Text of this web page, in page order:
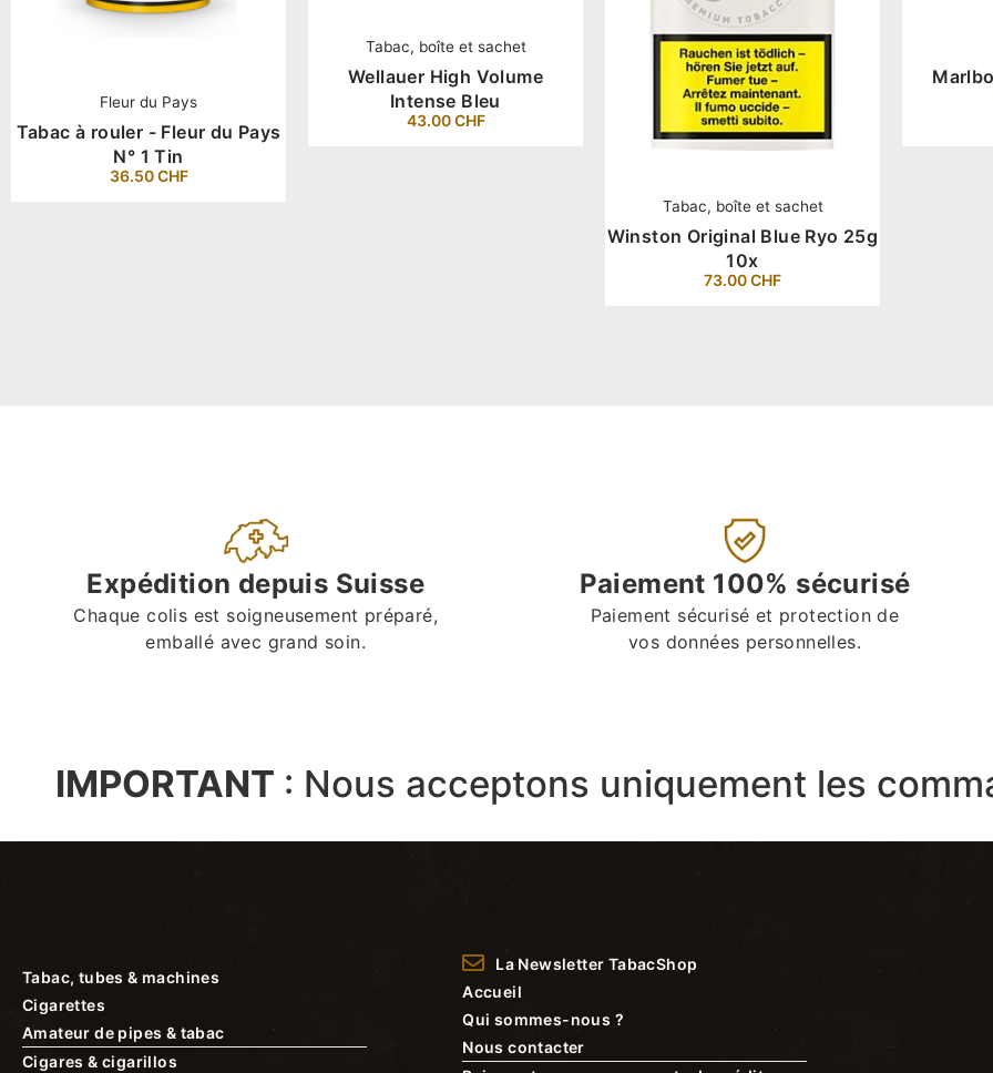
Fleur du Pays
Tabac à rouler - Fleur du Pays
N° 1 Tin
36.50CHF
Tabac, boîte et sachet
Wellauer High Volume
Intense Bleu
43.00CHF
Tabac, boîte et sachet
Winston Original Blue Ryo 25g
10x
73.00CHF
Expédition depuis Suisse
Chaque colis est soigneusement préparé,
emballé avec grand soin.
Paiement 100% sécurisé
Paiement sécurisé et protection de
vos données personnelles.
IMPORTANT : Nous acceptons uniquement les
Tabac, tubes & machines
Cigarettes
Amateur de pipes & tabac
Cigares & cigarillos
La Newsletter TabacShop
Accueil
Qui sommes-nous ?
Nous contacter